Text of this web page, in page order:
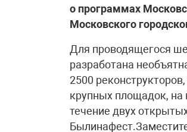
о программах
Московского
Для проводящегося
разработана
2500
крупных площадок,
течение двух